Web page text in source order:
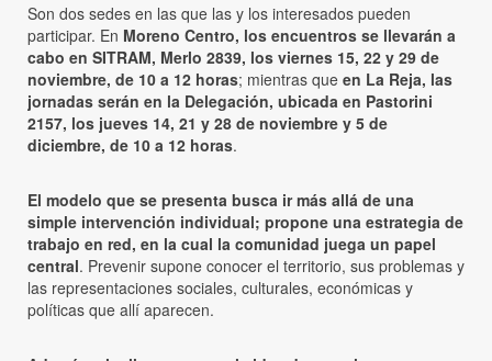
Son dos sedes en las que las y los interesados pueden
participar. En Moreno Centro, los encuentros se llevarán a
cabo en SITRAM, Merlo 2839, los viernes 15, 22 y 29 de
noviembre, de 10 a 12 horas; mientras que en La Reja, las
jornadas serán en la Delegación, ubicada en Pastorini
2157, los jueves 14, 21 y 28 de noviembre y 5 de
diciembre, de 10 a 12 horas.
El modelo que se presenta busca ir más allá de una
simple intervención individual; propone una estrategia de
trabajo en red, en la cual la comunidad juega un papel
central. Prevenir supone conocer el territorio, sus problemas y
las representaciones sociales, culturales, económicas y
políticas que allí aparecen.